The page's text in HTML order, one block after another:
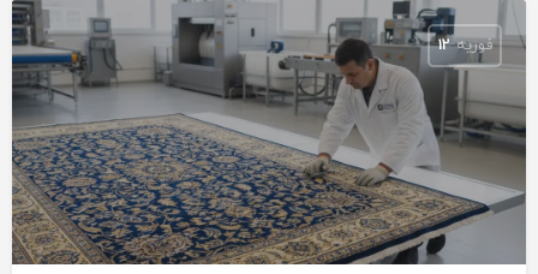
فوریه 12